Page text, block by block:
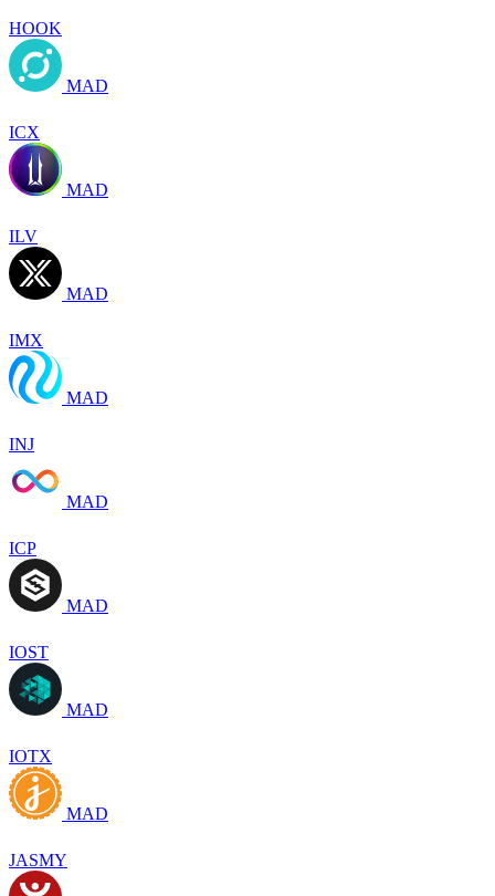
HOOK
MAD
ICX
MAD
ILV
MAD
IMX
MAD
INJ
MAD
ICP
MAD
IOST
MAD
IOTX
MAD
JASMY